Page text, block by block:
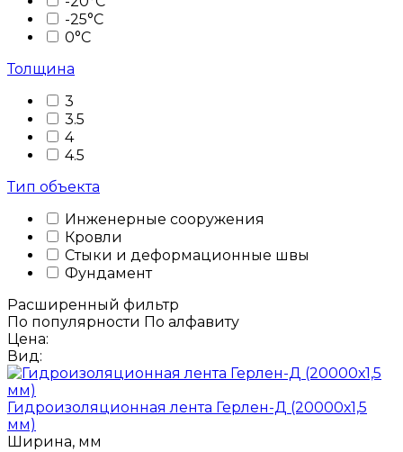
-25°C
0°C
Толщина
3
3.5
4
4.5
Тип объекта
Инженерные сооружения
Кровли
Стыки и деформационные швы
Фундамент
Расширенный фильтр
По популярности По алфавиту
Цена:
Вид:
Гидроизоляционная лента Герлен-Д (20000х1,5
мм)
Ширина, мм